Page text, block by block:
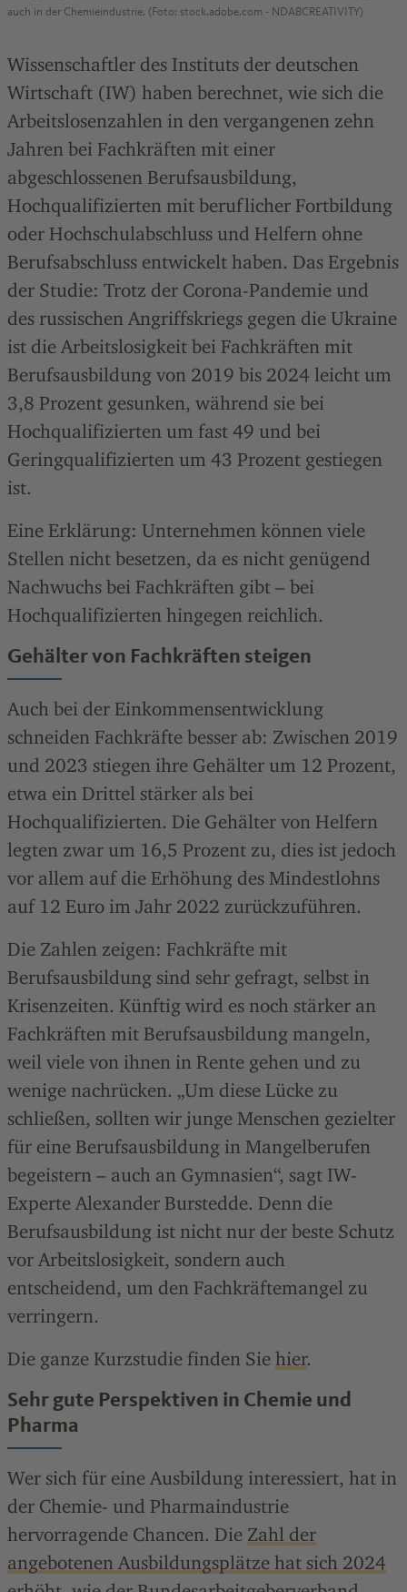
auch in der Chemieindustrie. (Foto: stock.adobe.com - NDABCREATIVITY)
Wissenschaftler des Instituts der deutschen
Wirtschaft (IW) haben berechnet, wie sich die
Arbeitslosenzahlen in den vergangenen zehn
Jahren bei Fachkräften mit einer
abgeschlossenen Berufsausbildung,
Hochqualifizierten mit beruflicher Fortbildung
oder Hochschulabschluss und Helfern ohne
Berufsabschluss entwickelt haben. Das Ergebnis
der Studie: Trotz der Corona-Pandemie und
des russischen Angriffskriegs gegen die Ukraine
ist die Arbeitslosigkeit bei Fachkräften mit
Berufsausbildung von 2019 bis 2024 leicht um
3,8 Prozent gesunken, während sie bei
Hochqualifizierten um fast 49 und bei
Geringqualifizierten um 43 Prozent gestiegen
ist.
Eine Erklärung: Unternehmen können viele
Stellen nicht besetzen, da es nicht genügend
Nachwuchs bei Fachkräften gibt – bei
Hochqualifizierten hingegen reichlich.
Gehälter von Fachkräften steigen
Auch bei der Einkommensentwicklung
schneiden Fachkräfte besser ab: Zwischen 2019
und 2023 stiegen ihre Gehälter um 12 Prozent,
etwa ein Drittel stärker als bei
Hochqualifizierten. Die Gehälter von Helfern
legten zwar um 16,5 Prozent zu, dies ist jedoch
vor allem auf die Erhöhung des Mindestlohns
auf 12 Euro im Jahr 2022 zurückzuführen.
Die Zahlen zeigen: Fachkräfte mit
Berufsausbildung sind sehr gefragt, selbst in
Krisenzeiten. Künftig wird es noch stärker an
Fachkräften mit Berufsausbildung mangeln,
weil viele von ihnen in Rente gehen und zu
wenige nachrücken. „Um diese Lücke zu
schließen, sollten wir junge Menschen gezielter
für eine Berufsausbildung in Mangelberufen
begeistern – auch an Gymnasien“, sagt IW-
Experte Alexander Burstedde. Denn die
Berufsausbildung ist nicht nur der beste Schutz
vor Arbeitslosigkeit, sondern auch
entscheidend, um den Fachkräftemangel zu
verringern.
Die ganze Kurzstudie finden Sie hier.
Sehr gute Perspektiven in Chemie und
Pharma
Wer sich für eine Ausbildung interessiert, hat in
der Chemie- und Pharmaindustrie
hervorragende Chancen. Die Zahl der
angebotenen Ausbildungsplätze hat sich 2024